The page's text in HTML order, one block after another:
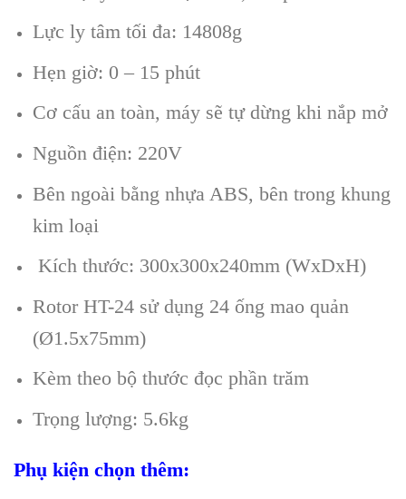
Lực ly tâm tối đa: 14808g
Hẹn giờ: 0 – 15 phút
Cơ cấu an toàn, máy sẽ tự dừng khi nắp mở
Nguồn điện: 220V
Bên ngoài bằng nhựa ABS, bên trong khung
kim loại
Kích thước: 300x300x240mm (WxDxH)
Rotor HT-24 sử dụng 24 ống mao quản
(Ø1.5x75mm)
Kèm theo bộ thước đọc phần trăm
Trọng lượng: 5.6kg
Phụ kiện chọn thêm: